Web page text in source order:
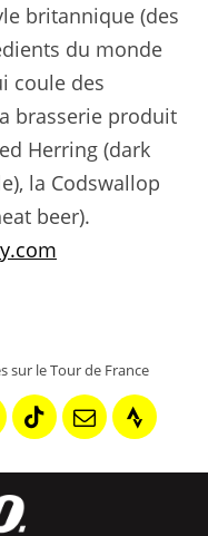
britannique (des
du monde
coule des
brasserie produit
Herring (dark
la Codswallop
beer).
sur le Tour de France